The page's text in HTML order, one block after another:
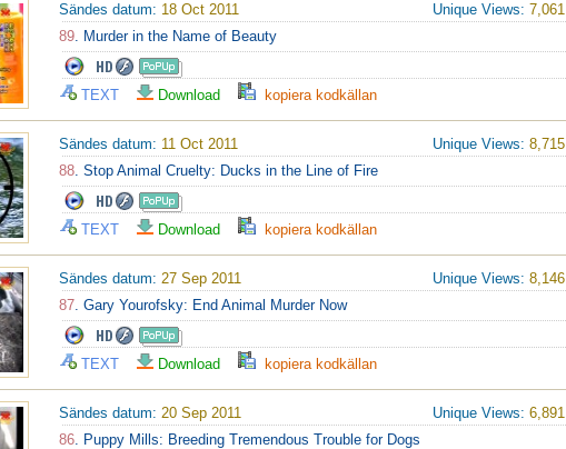
Sändes datum: 18 Oct 2011 Unique Views: 7,061
89. Murder in the Name of Beauty
TEXT Download kopiera kodkällan
Sändes datum: 11 Oct 2011 Unique Views: 8,715
88. Stop Animal Cruelty: Ducks in the Line of Fire
TEXT Download kopiera kodkällan
Sändes datum: 27 Sep 2011 Unique Views: 8,146
87. Gary Yourofsky: End Animal Murder Now
TEXT Download kopiera kodkällan
Sändes datum: 20 Sep 2011 Unique Views: 6,891
86. Puppy Mills: Breeding Tremendous Trouble for Dogs